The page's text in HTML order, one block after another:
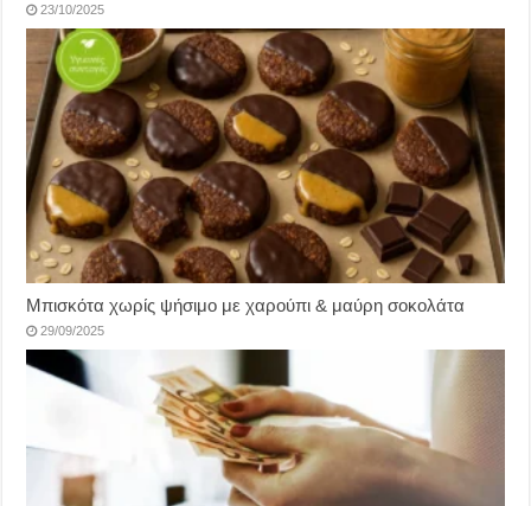
23/10/2025
Μπισκότα χωρίς ψήσιμο με χαρούπι & μαύρη σοκολάτα
29/09/2025